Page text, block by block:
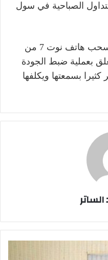
جلسة التداول الصباحية في سول
ولا يهدد قرار سامسونج وقف سحب هاتف نوت 7 من
بعملية ضبط الجودة
بسمعتها ويكلفها